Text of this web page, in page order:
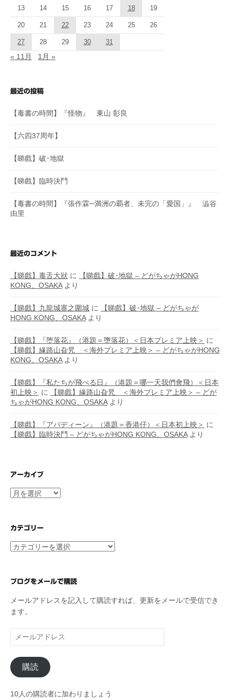
13 14 15 16 17 18 19
20 21 22 23 24 25 26
27 28 29 30 31
« 11月 1月 »
最近の投稿
【毒書の時間】『怪物』 東山 彰良
【六四37周年】
【睇戲】破･地獄
【睇戲】臨時決鬥
【毒書の時間】『張作霖─満洲の覇者、未完の「愛国」』 澁谷
由里
最近のコメント
【睇戲】毒舌大狀 に
【睇戲】破･地獄 – どがちゃがHONG
KONG、OSAKAより
【睇戲】九龍城寨之圍城 に
【睇戲】破･地獄 – どがちゃが
HONG KONG、OSAKAより
【睇戲】『堕落花』（港題＝墮落花）＜日本プレミア上映＞ に
【睇戲】緣路山旮旯 ＜海外プレミア上映＞ – どがちゃがHONG
KONG、OSAKAより
【睇戲】『私たちが飛べる日』（港題＝哪一天我們會飛）＜日本
初上映＞ に
【睇戲】緣路山旮旯 ＜海外プレミア上映＞ – どが
ちゃがHONG KONG、OSAKAより
【睇戲】『アバディーン』（港題＝香港仔）＜日本初上映＞ に
【睇戲】臨時決鬥 – どがちゃがHONG KONG、OSAKAより
アーカイブ
ア
イ
カテゴリー
カ
リ
ブログをメールで購読
メールアドレスを記入して購読すれば、更新をメールで受信でき
ます。
ー
ル
ア
ド
レ
購読
10人の購読者に加わりましょう